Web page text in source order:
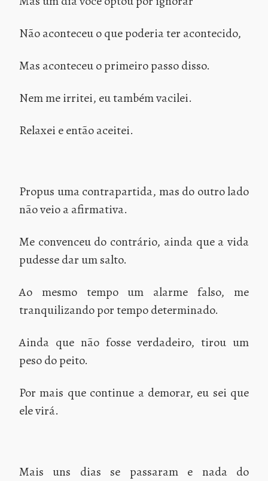
Não aconteceu o que poderia ter acontecido,
Mas aconteceu o primeiro passo disso.
Nem me irritei, eu também vacilei.
Relaxei e então aceitei.
Propus uma contrapartida, mas do outro lado
não veio a afirmativa.
Me convenceu do contrário, ainda que a vida
pudesse dar um salto.
Ao mesmo tempo um alarme falso, me
tranquilizando por tempo determinado.
Ainda que não fosse verdadeiro, tirou um
peso do peito.
Por mais que continue a demorar, eu sei que
ele virá.
Mais uns dias se passaram e nada do